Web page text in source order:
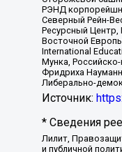
РЭНД корпорейшн,
Северный Рейн-
Ресурсный Центр,
Восточной
International
Мунка,
Фридриха
Либерально-
Источник:
* Сведения
Лилит,
и публичной